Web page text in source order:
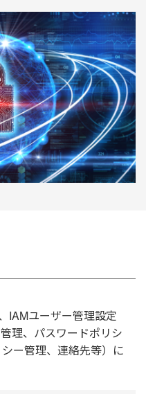
IAMユーザー管理設定
管理、パスワードポリシ
ー管理、連絡先等）に